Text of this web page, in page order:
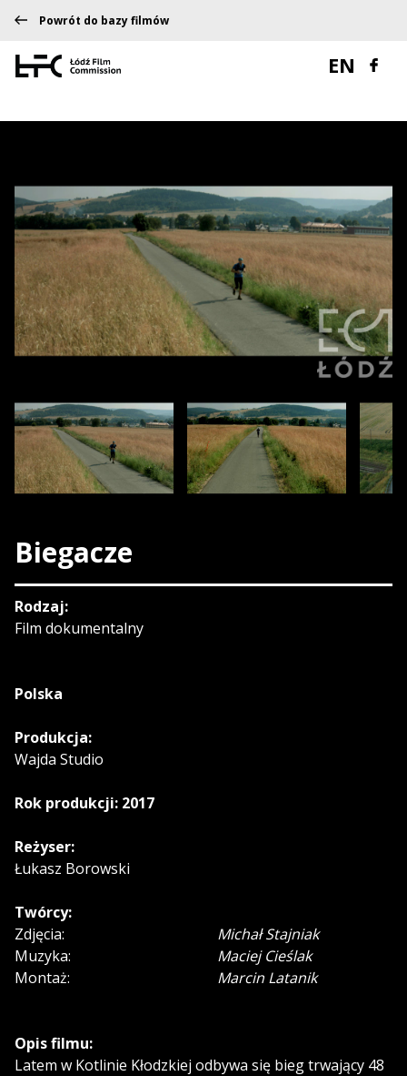
Powrót do bazy filmów
EN
Biegacze
Rodzaj:
Film dokumentalny
Polska
Produkcja:
Wajda Studio
Rok produkcji: 2017
Reżyser:
Łukasz Borowski
Twórcy:
Zdjęcia:
Michał Stajniak
Muzyka:
Maciej Cieślak
Montaż:
Marcin Latanik
Opis filmu:
Latem w Kotlinie Kłodzkiej odbywa się bieg trwający 48